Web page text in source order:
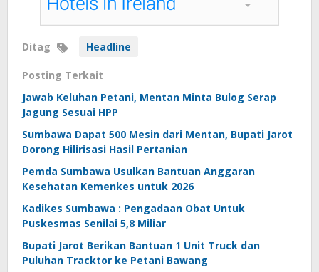
Ditag Headline
Posting Terkait
Jawab Keluhan Petani, Mentan Minta Bulog Serap
Jagung Sesuai HPP
Sumbawa Dapat 500 Mesin dari Mentan, Bupati Jarot
Dorong Hilirisasi Hasil Pertanian
Pemda Sumbawa Usulkan Bantuan Anggaran
Kesehatan Kemenkes untuk 2026
Kadikes Sumbawa : Pengadaan Obat Untuk
Puskesmas Senilai 5,8 Miliar
Bupati Jarot Berikan Bantuan 1 Unit Truck dan
Puluhan Tracktor ke Petani Bawang